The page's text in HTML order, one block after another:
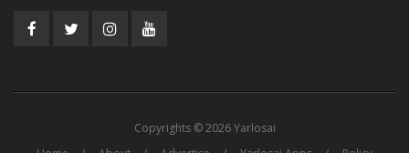
Copyrights © 2026 Yarlosai